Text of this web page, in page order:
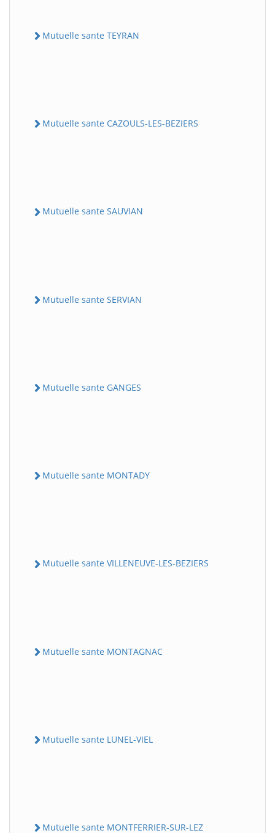
Mutuelle sante TEYRAN
Mutuelle sante CAZOULS-LES-BEZIERS
Mutuelle sante SAUVIAN
Mutuelle sante SERVIAN
Mutuelle sante GANGES
Mutuelle sante MONTADY
Mutuelle sante VILLENEUVE-LES-BEZIERS
Mutuelle sante MONTAGNAC
Mutuelle sante LUNEL-VIEL
Mutuelle sante MONTFERRIER-SUR-LEZ